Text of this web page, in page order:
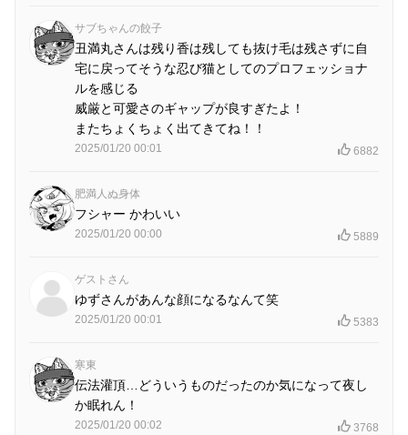
サブちゃんの餃子
丑満丸さんは残り香は残しても抜け毛は残さずに自
宅に戻ってそうな忍び猫としてのプロフェッショナ
ルを感じる
威厳と可愛さのギャップが良すぎたよ！
またちょくちょく出てきてね！！
2025/01/20 00:01 6882
肥満人ぬ身体
フシャー かわいい
2025/01/20 00:00 5889
ゲストさん
ゆずさんがあんな顔になるなんて笑
2025/01/20 00:01 5383
寒東
伝法灌頂…どういうものだったのか気になって夜し
か眠れん！
2025/01/20 00:02 3768